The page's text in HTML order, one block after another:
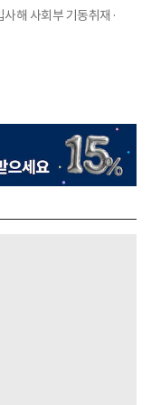
해 사회부 기동취재·